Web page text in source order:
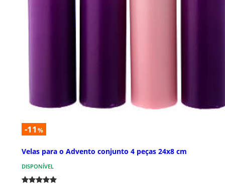
-11 %
Velas para o Advento conjunto 4 peças 24x8 cm
DISPONÍVEL